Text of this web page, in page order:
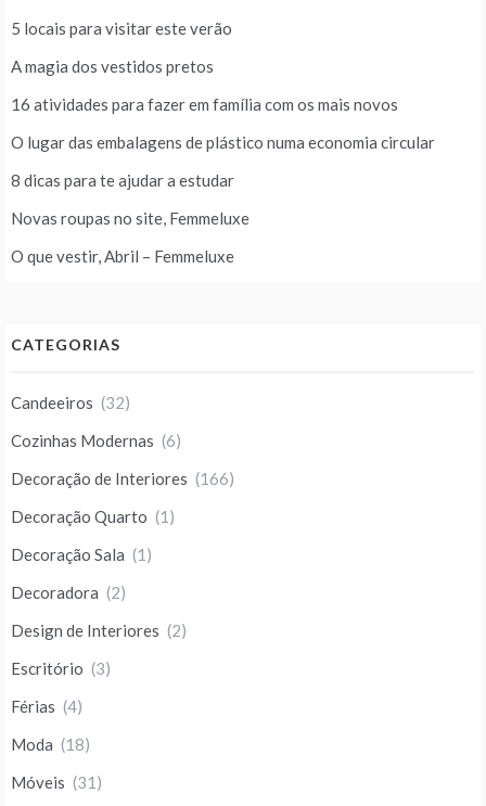
5 locais para visitar este verão
A magia dos vestidos pretos
16 atividades para fazer em família com os mais novos
O lugar das embalagens de plástico numa economia circular
8 dicas para te ajudar a estudar
Novas roupas no site, Femmeluxe
O que vestir, Abril – Femmeluxe
CATEGORIAS
Candeeiros (32)
Cozinhas Modernas (6)
Decoração de Interiores (166)
Decoração Quarto (1)
Decoração Sala (1)
Decoradora (2)
Design de Interiores (2)
Escritório (3)
Férias (4)
Moda (18)
Móveis (31)